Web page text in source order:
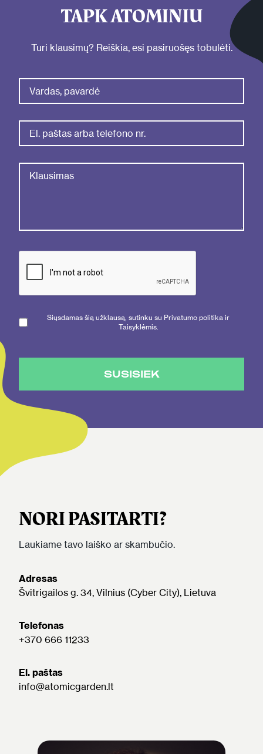
TAPK ATOMINIU
Turi klausimų? Reiškia, esi pasiruošęs tobulėti.
Siųsdamas šią užklausą, sutinku su Privatumo politika ir
Taisyklėmis.
SUSISIEK
NORI PASITARTI?
Laukiame tavo laiško ar skambučio.
Adresas
Švitrigailos g. 34, Vilnius (Cyber City), Lietuva
Telefonas
+370 666 11233
El. paštas
info@atomicgarden.lt